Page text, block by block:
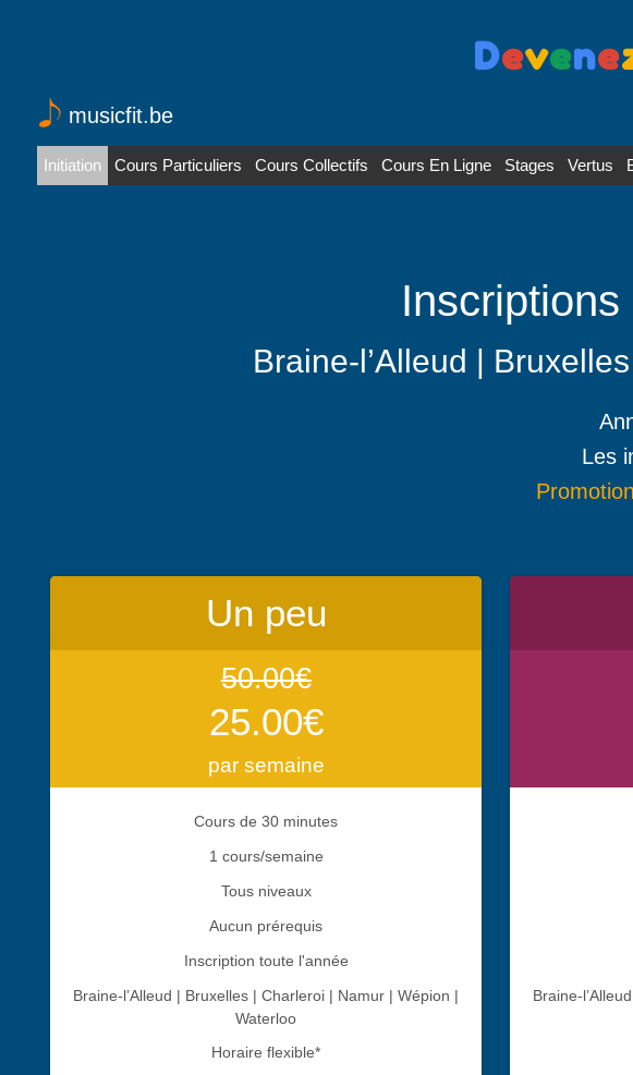
Devene
musicfit.be
Initiation Cours Particuliers Cours Collectifs Cours En Ligne Stages Vertus
Braine-l’Alleud |
Les
Un peu
50.00€
25.00€
par semaine
Cours de 30 minutes
1 cours/semaine
Tous niveaux
Aucun prérequis
Inscription toute l'année
Braine-l’Alleud | Bruxelles | Charleroi | Namur | Wépion |
Waterloo
Horaire flexible*
Braine-